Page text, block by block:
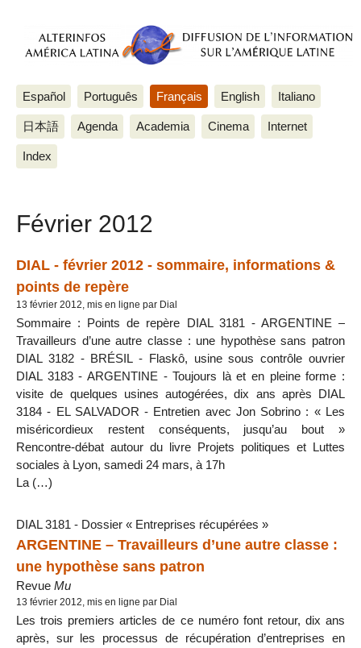
Español Português Français English Italiano
日本語 Agenda Academia Cinema Internet
Index
Février 2012
DIAL - février 2012 - sommaire, informations &
points de repère
13 février 2012, mis en ligne par Dial
Sommaire : Points de repère DIAL 3181 - ARGENTINE –
Travailleurs d’une autre classe : une hypothèse sans patron
DIAL 3182 - BRÉSIL - Flaskô, usine sous contrôle ouvrier
DIAL 3183 - ARGENTINE - Toujours là et en pleine forme :
visite de quelques usines autogérées, dix ans après DIAL
3184 - EL SALVADOR - Entretien avec Jon Sobrino : « Les
miséricordieux restent conséquents, jusqu’au bout »
Rencontre-débat autour du livre Projets politiques et Luttes
sociales à Lyon, samedi 24 mars, à 17h
La (…)
DIAL 3181 - Dossier « Entreprises récupérées »
ARGENTINE – Travailleurs d’une autre classe :
une hypothèse sans patron
Revue Mu
13 février 2012, mis en ligne par Dial
Les trois premiers articles de ce numéro font retour, dix ans
après, sur les processus de récupération d’entreprises en